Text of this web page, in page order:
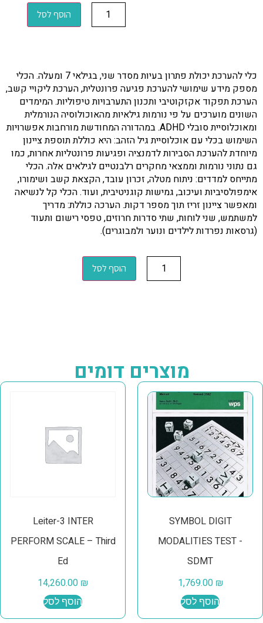
הוסף לסל
כלי להערכת יכולת פתרון בעיות מסדר שני, בגילאי 7 ומעלה. הכלי
מספק מידע שימושי להערכת פגיעה פרונטלית, הערכת ליקויי קשב,
הערכת תפקוד אקזקוטיבי ותכנון התערבויות טיפוליות. המימדים
השונים מוערכים על פי נורמות גילאיות מהאוכולוסיה הנורמלית
ומאוכלוסיית סובלי ADHD. במהדורה המחודשת מורחבות אפשרויות
השימוש בכלי עם אוכלוסיית גיל הזהב: היא כוללת תוספת ציינון
מיוחדת להערכת הסבירות לדמנציה ופגיעות פרונטליות אחרות, כמו
גם נתוני נורמות וממצאי מחקרים רלבנטיים לגילאים אלה. הכלי
מתייחס למדדים: ניתוח מטלה, זכרון עובד, הקצאת קשב ושימורו,
אימפולסיביות ועיכוב, גמישות קוגניטיבית, ועוד. הכלי קל לנשיאה
ומאפשר ציינון זריז תוך מספר דקות. הערכה כוללת: מדריך
למשתמש, שני לוחות, שתי סדרות חרוזים, טפסי רישום ותעוד
(גרסאות נפרדות לילדים ונוער ולמבוגרים).
הוסף לסל
מוצרים דומים
SYMBOL DIGIT
MODALITIES TEST -
SDMT
1,769.00 ₪
הוסף לסל
Leiter-3 INTER
PERFORM SCALE – Third
Ed
14,260.00 ₪
הוסף לסל